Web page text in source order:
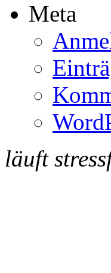
Meta
läuft